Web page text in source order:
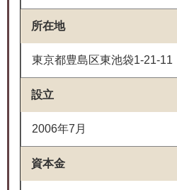
所在地
東京都豊島区東池袋1-21-
設立
2006年7月
資本金